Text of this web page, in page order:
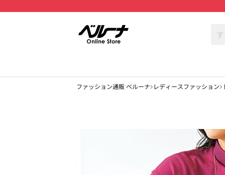
ファッション通販 ベルーナ レディースファッション